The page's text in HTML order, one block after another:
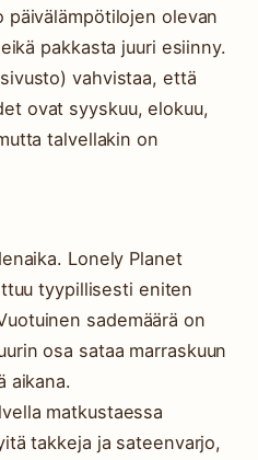
päivälämpötilojen olevan
pakkasta juuri esiinny.
vahvistaa, että
ovat syyskuu, elokuu,
talvellakin on
Lonely Planet
tyypillisesti eniten
sademäärä on
osa sataa marraskuun
aikana.
matkustaessa
takkeja ja sateenvarjo,